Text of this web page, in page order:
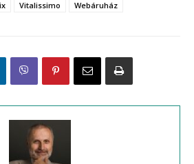
Vitalissimo Webáruház